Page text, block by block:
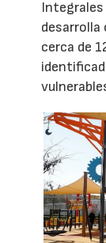
desarrolla
cerca de